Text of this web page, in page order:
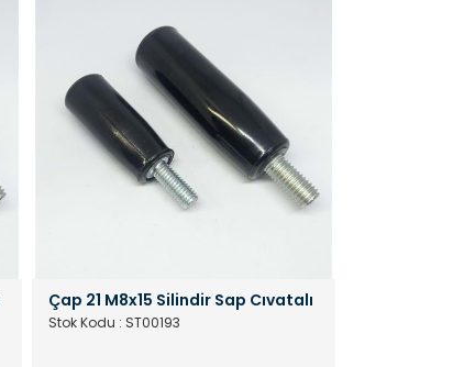
Çap 21 M8x15 Silindir Sap Cıvatalı
Stok Kodu : ST00193